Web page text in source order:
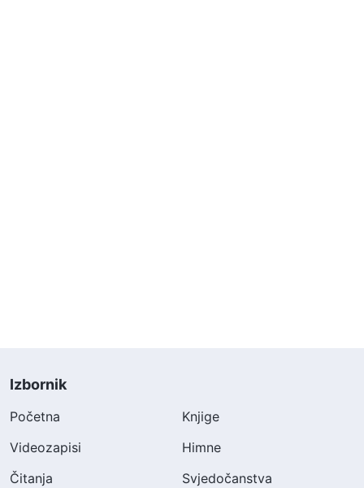
Izbornik
Početna
Knjige
Videozapisi
Himne
Čitanja
Svjedočanstva